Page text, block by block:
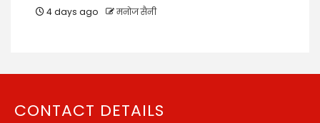
4 days ago मनोज सैनी
CONTACT DETAILS